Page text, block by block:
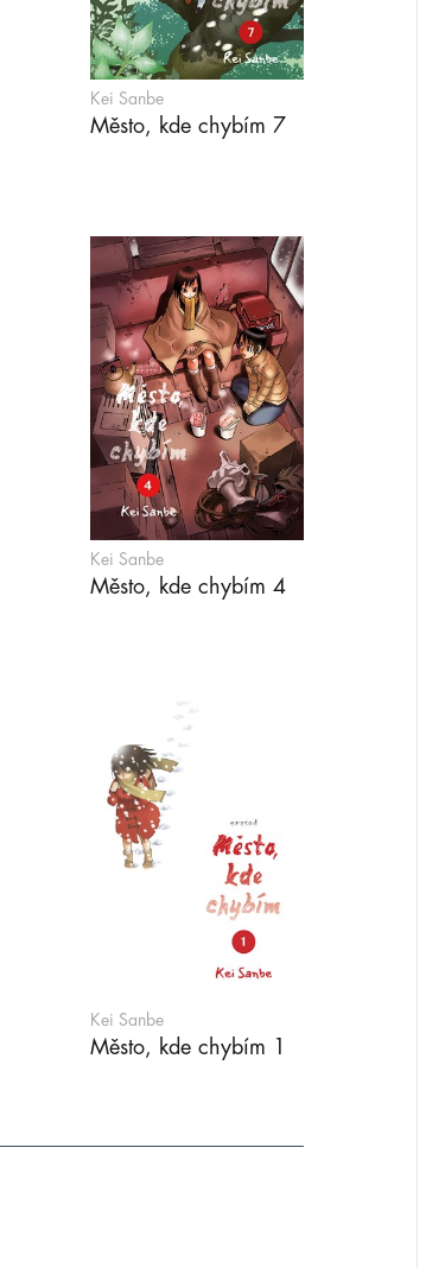
Kei Sanbe
Město, kde chybím 7
Kei Sanbe
Město, kde chybím 4
Kei Sanbe
Město, kde chybím 1